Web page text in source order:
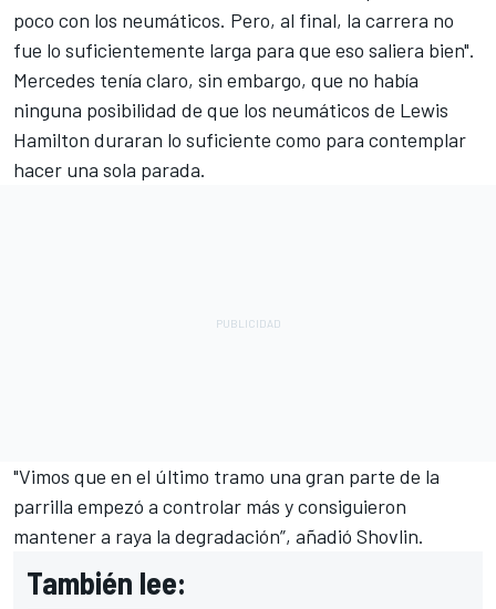
poco con los neumáticos. Pero, al final, la carrera no
fue lo suficientemente larga para que eso saliera bien".
Mercedes tenía claro, sin embargo, que no había
ninguna posibilidad de que los neumáticos de Lewis
Hamilton duraran lo suficiente como para contemplar
hacer una sola parada.
"Vimos que en el último tramo una gran parte de la
parrilla empezó a controlar más y consiguieron
mantener a raya la degradación”, añadió Shovlin.
También lee: